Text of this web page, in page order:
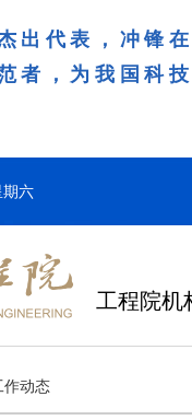
出代表，冲锋
者，为我国科
六
工程院机
作动态